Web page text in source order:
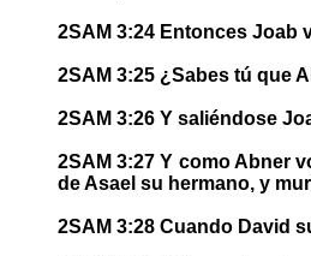
2SAM 3:24 Entonces Joab
2SAM 3:25 ¿Sabes tú que
2SAM 3:26 Y saliéndose
2SAM 3:27 Y como Abner
de Asael su hermano, y
2SAM 3:28 Cuando David